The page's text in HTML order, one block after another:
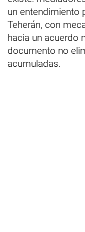
un entendimiento
Teherán, con
hacia un acuerdo
documento no
acumuladas.